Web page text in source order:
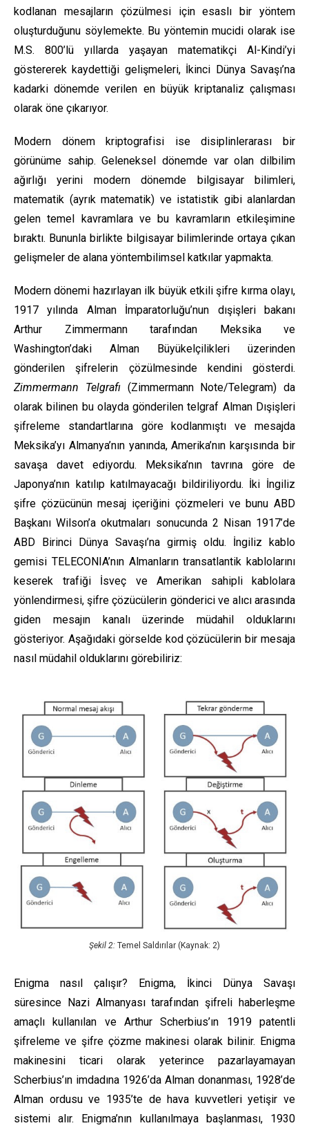
kodlanan mesajların çözülmesi için esaslı bir yöntem
oluşturduğunu söylemekte. Bu yöntemin mucidi olarak ise
M.S. 800’lü yıllarda yaşayan matematikçi Al-Kindi’yi
göstererek kaydettiği gelişmeleri, İkinci Dünya Savaşı’na
kadarki dönemde verilen en büyük kriptanaliz çalışması
olarak öne çıkarıyor.
Modern dönem kriptografisi ise disiplinlerarası bir
görünüme sahip. Geleneksel dönemde var olan dilbilim
ağırlığı yerini modern dönemde bilgisayar bilimleri,
matematik (ayrık matematik) ve istatistik gibi alanlardan
gelen temel kavramlara ve bu kavramların etkileşimine
bıraktı. Bununla birlikte bilgisayar bilimlerinde ortaya çıkan
gelişmeler de alana yöntembilimsel katkılar yapmakta.
Modern dönemi hazırlayan ilk büyük etkili şifre kırma olayı,
1917 yılında Alman İmparatorluğu’nun dışişleri bakanı
Arthur Zimmermann tarafından Meksika ve
Washington’daki Alman Büyükelçilikleri üzerinden
gönderilen şifrelerin çözülmesinde kendini gösterdi.
Zimmermann Telgrafı(Zimmermann Note/Telegram) da
olarak bilinen bu olayda gönderilen telgraf Alman Dışişleri
şifreleme standartlarına göre kodlanmıştı ve mesajda
Meksika’yı Almanya’nın yanında, Amerika’nın karşısında bir
savaşa davet ediyordu. Meksika’nın tavrına göre de
Japonya’nın katılıp katılmayacağı bildiriliyordu. İki İngiliz
şifre çözücünün mesaj içeriğini çözmeleri ve bunu ABD
Başkanı Wilson’a okutmaları sonucunda 2 Nisan 1917’de
ABD Birinci Dünya Savaşı’na girmiş oldu. İngiliz kablo
gemisi TELECONIA’nın Almanların transatlantik kablolarını
keserek trafiği İsveç ve Amerikan sahipli kablolara
yönlendirmesi, şifre çözücülerin gönderici ve alıcı arasında
giden mesajın kanalı üzerinde müdahil olduklarını
gösteriyor. Aşağıdaki görselde kod çözücülerin bir mesaja
nasıl müdahil olduklarını görebiliriz:
Şekil 2: Temel Saldırılar (Kaynak: 2)
Enigma nasıl çalışır? Enigma, İkinci Dünya Savaşı
süresince Nazi Almanyası tarafından şifreli haberleşme
amaçlı kullanılan ve Arthur Scherbius’ın 1919 patentli
şifreleme ve şifre çözme makinesi olarak bilinir. Enigma
makinesini ticari olarak yeterince pazarlayamayan
Scherbius’ın imdadına 1926’da Alman donanması, 1928’de
Alman ordusu ve 1935’te de hava kuvvetleri yetişir ve
sistemi alır. Enigma’nın kullanılmaya başlanması, 1930